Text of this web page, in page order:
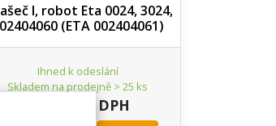
I, robot Eta 0024, 3024,
(ETA 002404061)
Ihned k odeslání
Skladem na prodejně > 25 ks
22,31 Kč s DPH